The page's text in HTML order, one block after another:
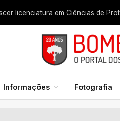
Informações Fotografia